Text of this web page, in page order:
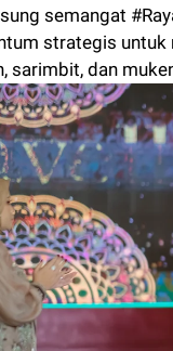
semangat
strategis untuk
sarimbit, dan